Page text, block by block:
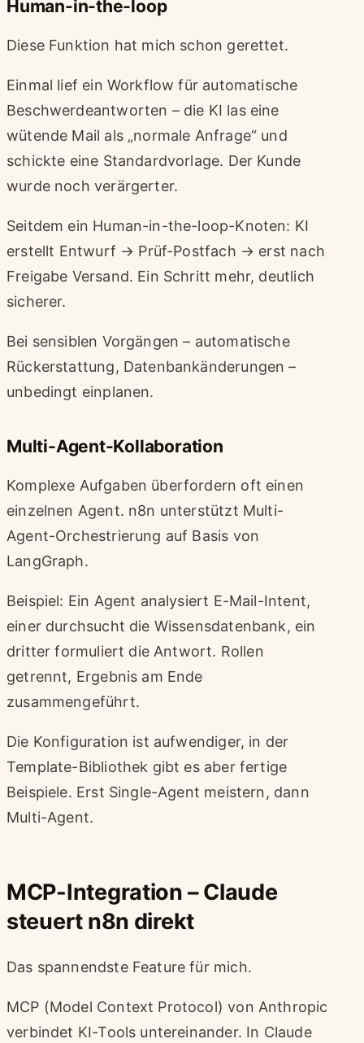
Human-in-the-loop
Diese Funktion hat mich schon gerettet.
Einmal lief ein Workflow für automatische
Beschwerdeantworten – die KI las eine
wütende Mail als „normale Anfrage“ und
schickte eine Standardvorlage. Der Kunde
wurde noch verärgerter.
Seitdem ein Human-in-the-loop-Knoten: KI
erstellt Entwurf → Prüf-Postfach → erst nach
Freigabe Versand. Ein Schritt mehr, deutlich
sicherer.
Bei sensiblen Vorgängen – automatische
Rückerstattung, Datenbankänderungen –
unbedingt einplanen.
Multi-Agent-Kollaboration
Komplexe Aufgaben überfordern oft einen
einzelnen Agent. n8n unterstützt Multi-
Agent-Orchestrierung auf Basis von
LangGraph.
Beispiel: Ein Agent analysiert E-Mail-Intent,
einer durchsucht die Wissensdatenbank, ein
dritter formuliert die Antwort. Rollen
getrennt, Ergebnis am Ende
zusammengeführt.
Die Konfiguration ist aufwendiger, in der
Template-Bibliothek gibt es aber fertige
Beispiele. Erst Single-Agent meistern, dann
Multi-Agent.
MCP-Integration – Claude
steuert n8n direkt
Das spannendste Feature für mich.
MCP (Model Context Protocol) von Anthropic
verbindet KI-Tools untereinander. In Claude